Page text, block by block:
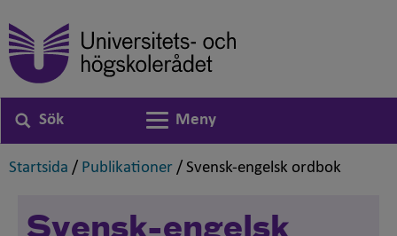
Sök
Växla navigering
Meny
Startsida ,
/ Publikationer ,
/ Svensk-engelsk ordbok